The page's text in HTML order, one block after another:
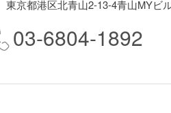
東京都港区北青山2-13-4青山MYビ
03-6804-1892